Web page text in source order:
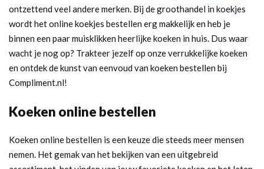
ontzettend veel andere merken. Bij de groothandel in koekjes
wordt het online koekjes bestellen erg makkelijk en heb je
binnen een paar muisklikken heerlijke koeken in huis. Dus waar
wacht je nog op? Trakteer jezelf op onze verrukkelijke koeken
en ontdek de kunst van eenvoud van koeken bestellen bij
Compliment.nl!
Koeken online bestellen
Koeken online bestellen is een keuze die steeds meer mensen
nemen. Het gemak van het bekijken van een uitgebreid